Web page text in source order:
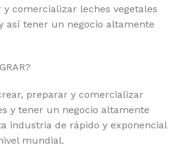
comercializar leches vegetales
así tener un negocio altamente
preparar y comercializar
y tener un negocio altamente
industria de rápido y exponencial
mundial.